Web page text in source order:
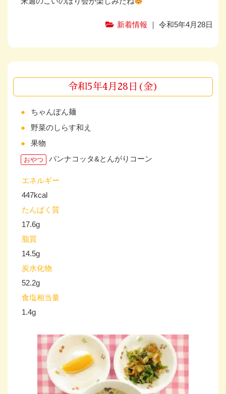
新着情報 ｜ 令和5年4月28日
令和5年4月28日(金)
ちゃんぽん麺
野菜のしらす和え
果物
おやつ パンナコッタ&とんがりコーン
エネルギー
447kcal
たんぱく質
17.6g
脂質
14.5g
炭水化物
52.2g
食塩相当量
1.4g